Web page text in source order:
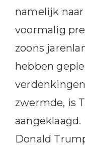
namelijk
voormalig
zoons
hebben
zwermde, is
Donald